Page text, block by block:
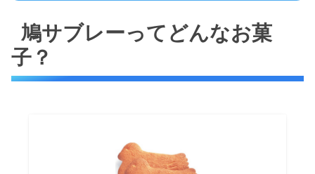
鳩サブレーってどんなお菓
子？